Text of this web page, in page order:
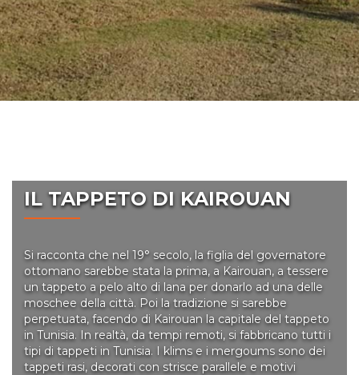
IL TAPPETO DI KAIROUAN
Si racconta che nel 19° secolo, la figlia del governatore
ottomano sarebbe stata la prima, a Kairouan, a tessere
un tappeto a pelo alto di lana per donarlo ad una delle
moschee della città. Poi la tradizione si sarebbe
perpetuata, facendo di Kairouan la capitale del tappeto
in Tunisia. In realtà, da tempi remoti, si fabbricano tutti i
tipi di tappeti in Tunisia. I klims e i mergoums sono dei
tappeti rasi, decorati con strisce parallele e motivi